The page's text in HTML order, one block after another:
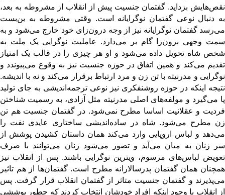
نقص‌هایش بزداید. گفتمان جنسیت پیش از انقلاب از مشروطه به بعد،
به دنبال نوعی گفتمان نوگرایانه است. وقتی مشروطه به بن‌بست
می‌‌رسد گفتمان نوگرایانه نیز از وجه درون‌زای خود خارج می‌شود و به
سمت وجهی برون‌زا گام بر می‌دارد. عاملیت نوگرایی یک ملت به
شخص شاه تحویل داده می‌شود و او هر چیزی را در قالب یک امتیاز
تقدیم می‌کند و همین اتفاق در حوزه جنسیت نیز به وقوع می‌پیوندد و
نوگرایی و مدرنیته با تن زن و مرد ارتباط برقرار می‌کند و نه با اندیشه.
نتیجه اینکه در حوزه روشنفکری نیز نوعی ترجمه‌اندیشی به جای تولید
پا می‌گیرد و مولفه‌های اصلی مدرنیته مثل آزادی، به رسمیت شناختن
فردیت و عقلانیت اساسا مطرح نمی‌شود. در گفتمان جنسیت هم تن
زن مطرح می‌شود. شاه در ساده‌اندیشی ساختاری عایدی نفت را
می‌دهد و لباس اروپایی وارد می‌کند همان داستان کشیدن پوشش از
سر زنان به میان می‌آید و تصور می‌شود زنان می‌توانند با صرف
تعویض لباس‌های مرسوم، ویترین نوگرایی باشند. پس از انقلاب نیز
همچنان همان گفتمان پدرسالارانه مطرح است. گفتمان‌ها از هم تاثیر
می‌پذیرند و گفتمان جنسیت متاثر از گفتمان انقلاب قرار گرفت. پس
از انقلاب با وجود اینکه افراد خودشان انتخاب کردند که چطور پوششی